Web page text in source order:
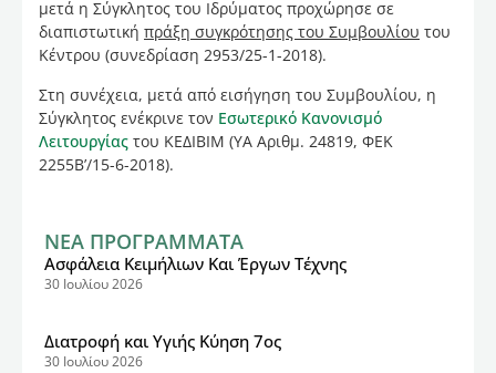
μετά η Σύγκλητος του Ιδρύματος προχώρησε σε
διαπιστωτική πράξη συγκρότησης του Συμβουλίου του
Κέντρου (συνεδρίαση 2953/25-1-2018).
Στη συνέχεια, μετά από εισήγηση του Συμβουλίου, η
Σύγκλητος ενέκρινε τον Εσωτερικό Κανονισμό
Λειτουργίας του ΚΕΔΙΒΙΜ (ΥΑ Αριθμ. 24819, ΦΕΚ
2255Β’/15-6-2018).
ΝΕΑ ΠΡΟΓΡΑΜΜΑΤΑ
Ασφάλεια Κειμήλιων Και Έργων Τέχνης
30 Ιουλίου 2026
Διατροφή και Υγιής Κύηση 7ος
30 Ιουλίου 2026